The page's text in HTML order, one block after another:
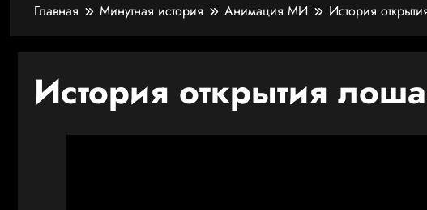
Главная Минутная история Анимация МИ История
История открытия